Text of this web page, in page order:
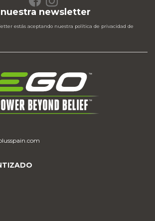
newsletter
estás aceptando nuestra política de privacidad de